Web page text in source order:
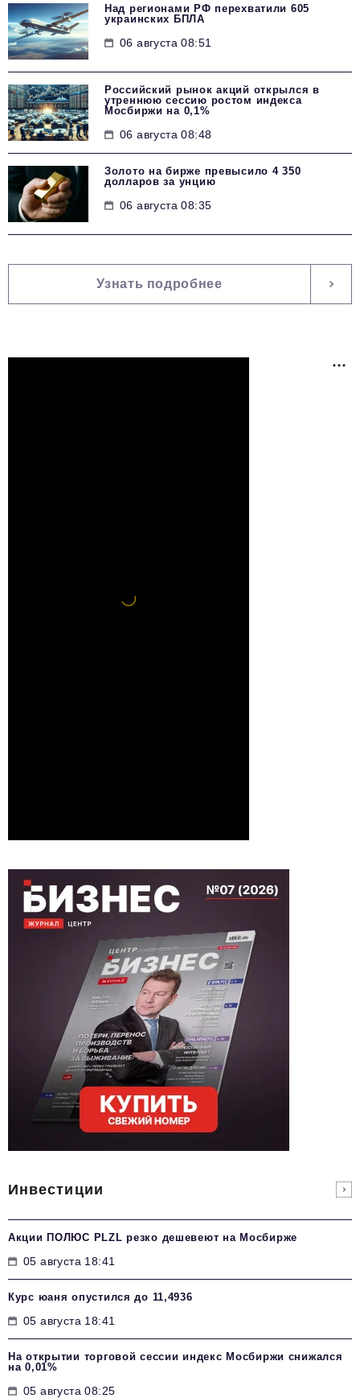
Над регионами РФ перехватили 605
украинских БПЛА
06 августа 08:51
Российский рынок акций открылся в
утреннюю сессию ростом индекса
Мосбиржи на 0,1%
06 августа 08:48
Золото на бирже превысило 4 350
долларов за унцию
06 августа 08:35
Узнать подробнее
Инвестиции
Акции ПОЛЮС PLZL резко дешевеют на Мосбирже
05 августа 18:41
Курс юаня опустился до 11,4936
05 августа 18:41
На открытии торговой сессии индекс Мосбиржи снижался
на 0,01%
05 августа 08:25